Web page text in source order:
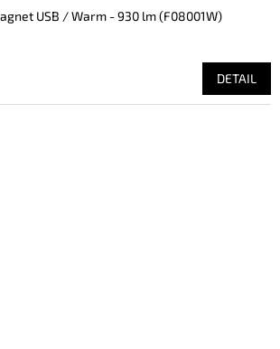
USB / Warm - 930 lm (F08001W)
DETAIL